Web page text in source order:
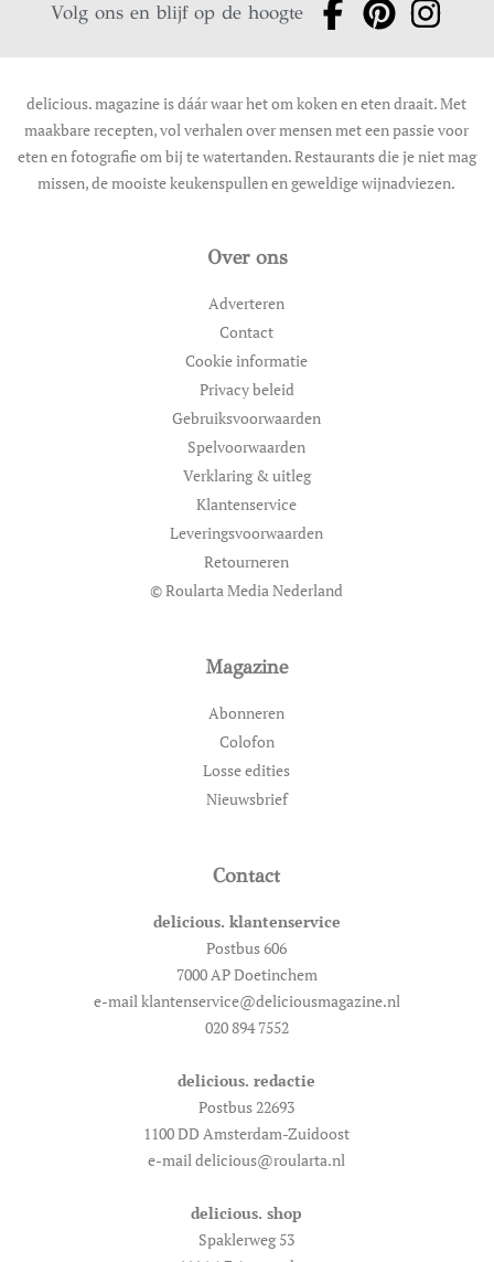
Volg ons en blijf op de hoogte
delicious. magazine is dáár waar het om koken en eten draait. Met
maakbare recepten, vol verhalen over mensen met een passie voor
eten en fotografie om bij te watertanden. Restaurants die je niet mag
missen, de mooiste keukenspullen en geweldige wijnadviezen.
Over ons
Adverteren
Contact
Cookie informatie
Privacy beleid
Gebruiksvoorwaarden
Spelvoorwaarden
Verklaring & uitleg
Klantenservice
Leveringsvoorwaarden
Retourneren
© Roularta Media Nederland
Magazine
Abonneren
Colofon
Losse edities
Nieuwsbrief
Contact
delicious. klantenservice
Postbus 606
7000 AP Doetinchem
e-mail klantenservice@deliciousmagazine.nl
020 894 7552
delicious. redactie
Postbus 22693
1100 DD Amsterdam-Zuidoost
e-mail delicious@roularta.nl
delicious. shop
Spaklerweg 53